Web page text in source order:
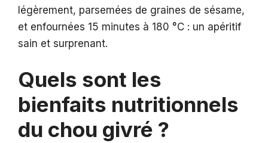
légèrement, parsemées de graines de sésame,
et enfournées 15 minutes à 180 °C : un apéritif
sain et surprenant.
Quels sont les
bienfaits nutritionnels
du chou givré ?